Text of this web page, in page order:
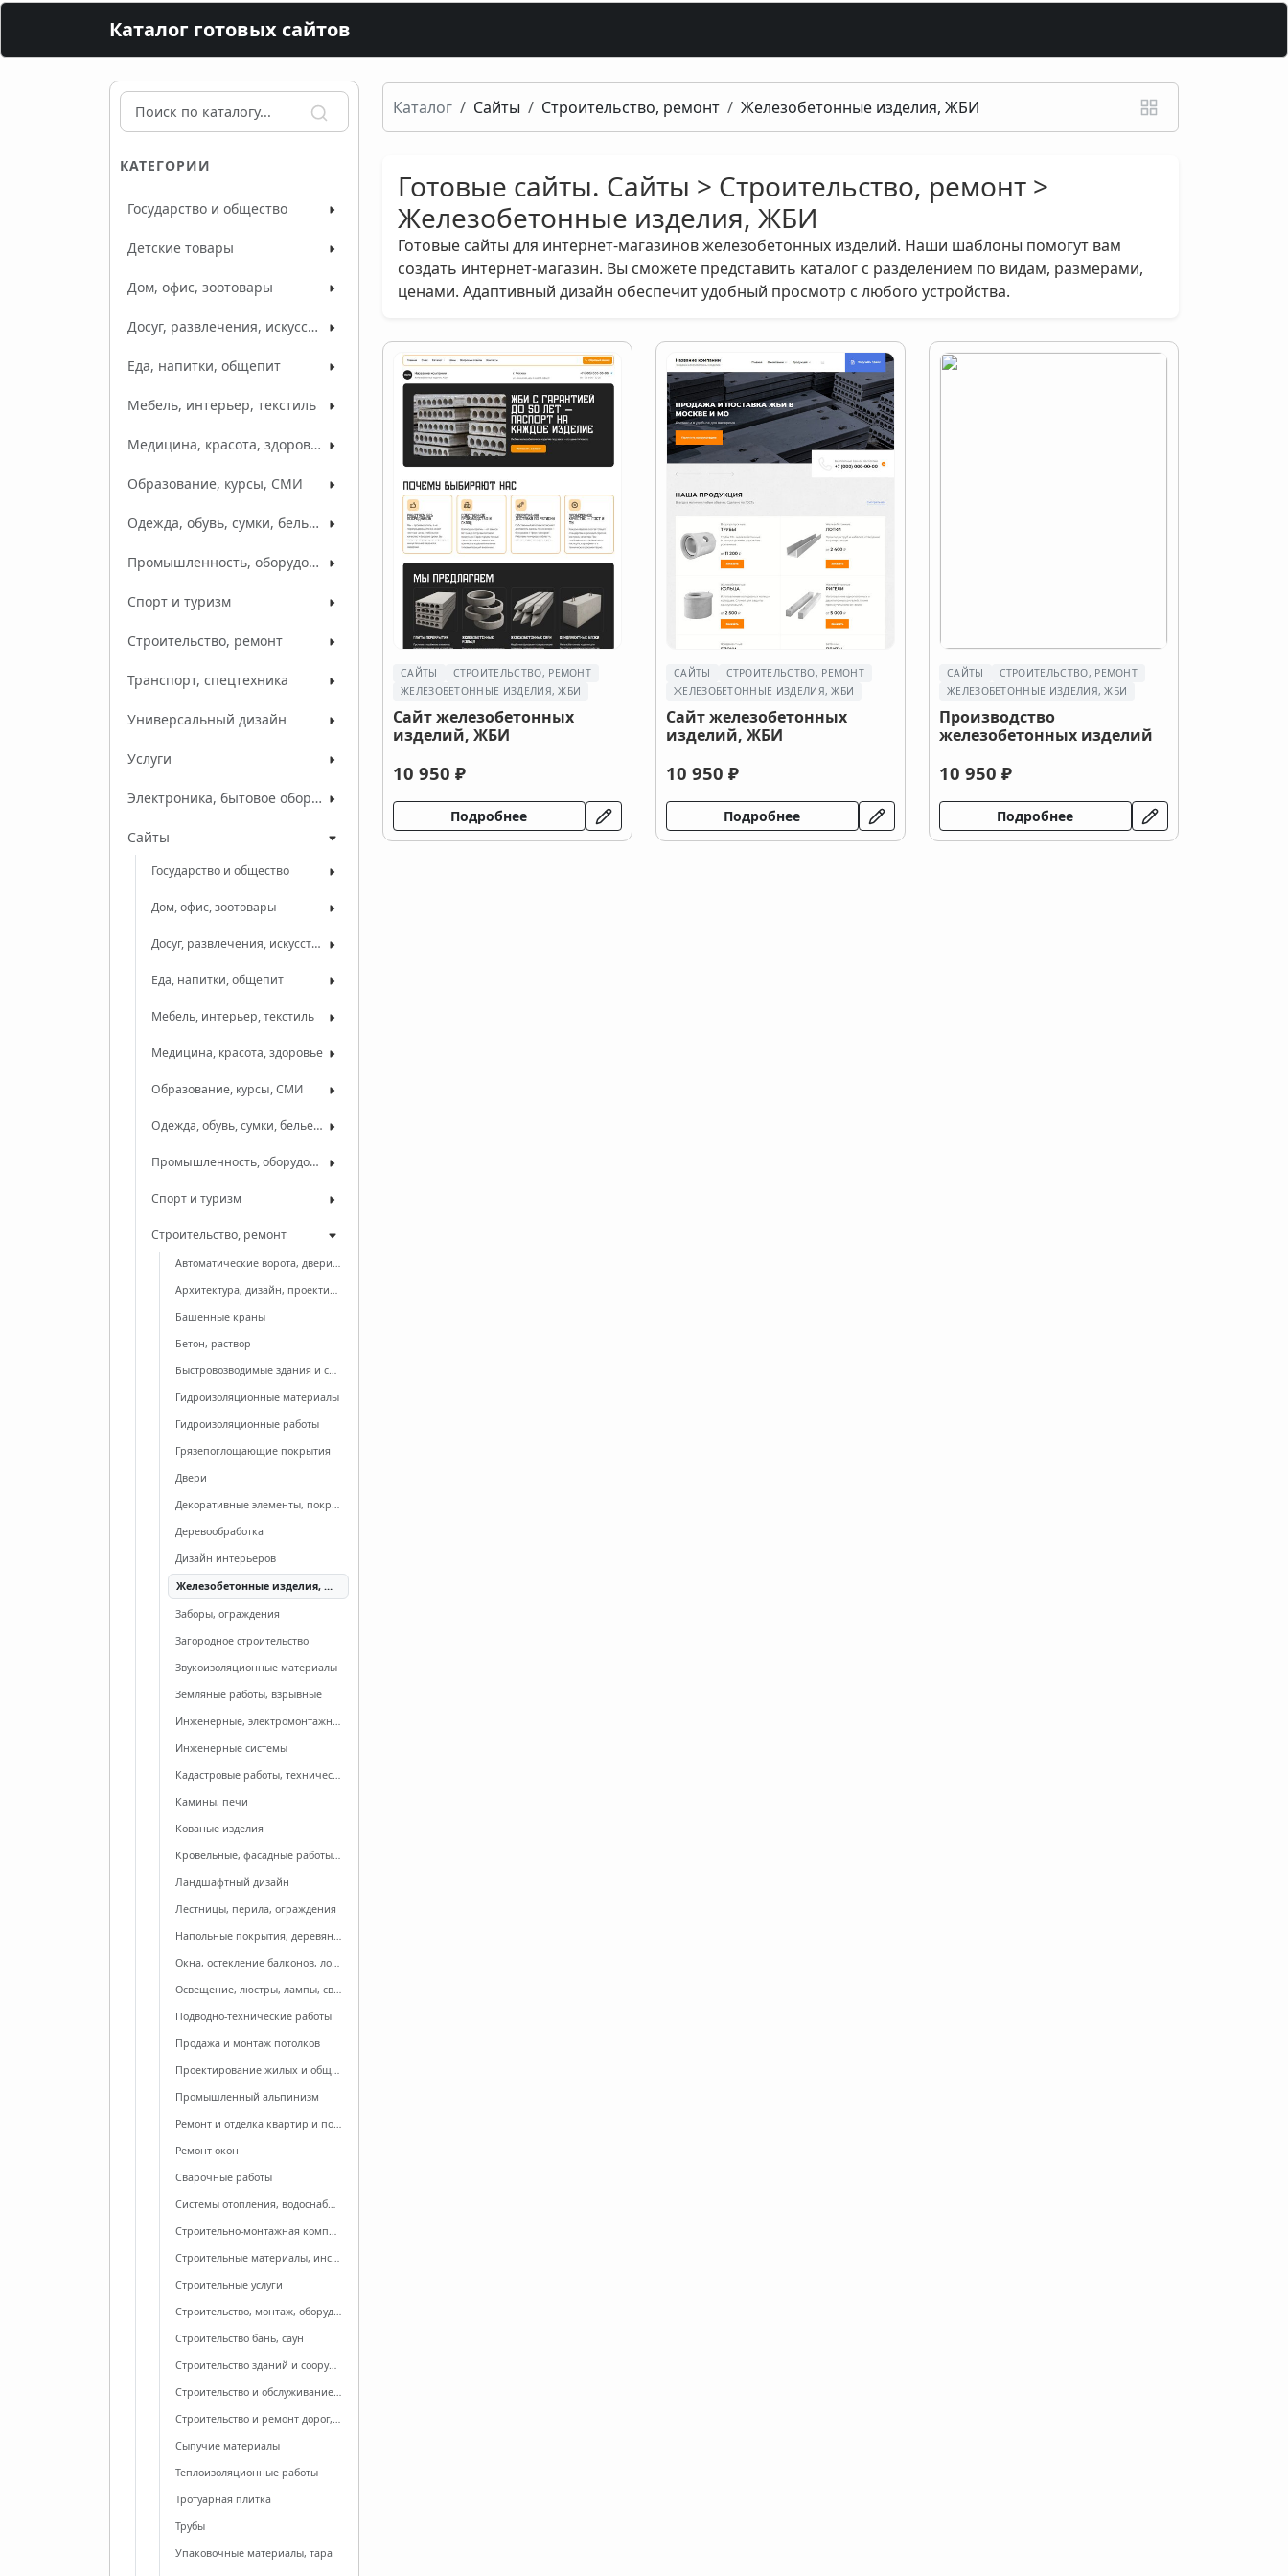
Каталог готовых сайтов
КАТЕГОРИИ
Государство и общество
Детские товары
Дом, офис, зоотовары
Досуг, развлечения, искусство
Еда, напитки, общепит
Мебель, интерьер, текстиль
Медицина, красота, здоровье
Образование, курсы, СМИ
Одежда, обувь, сумки, белье, ткани
Промышленность, оборудование, сырье
Спорт и туризм
Строительство, ремонт
Транспорт, спецтехника
Универсальный дизайн
Услуги
Электроника, бытовое оборудование
Сайты
Государство и общество
Дом, офис, зоотовары
Досуг, развлечения, искусство
Еда, напитки, общепит
Мебель, интерьер, текстиль
Медицина, красота, здоровье
Образование, курсы, СМИ
Одежда, обувь, сумки, белье, ткани
Промышленность, оборудование, сырье
Спорт и туризм
Строительство, ремонт
Автоматические ворота, двери, рольставни
Архитектура, дизайн, проектирование
Башенные краны
Бетон, раствор
Быстровозводимые здания и сооружения
Гидроизоляционные материалы
Гидроизоляционные работы
Грязепоглощающие покрытия
Двери
Декоративные элементы, покрытия
Деревообработка
Дизайн интерьеров
Железобетонные изделия, ЖБИ
Заборы, ограждения
Загородное строительство
Звукоизоляционные материалы
Земляные работы, взрывные
Инженерные, электромонтажные работы
Инженерные системы
Кадастровые работы, техническая инвентаризация, учет
Камины, печи
Кованые изделия
Кровельные, фасадные работы и материалы
Ландшафтный дизайн
Лестницы, перила, ограждения
Напольные покрытия, деревянные полы, комплектующие
Окна, остекление балконов, лоджий
Освещение, люстры, лампы, светильники
Подводно-технические работы
Продажа и монтаж потолков
Проектирование жилых и общественных зданий
Промышленный альпинизм
Ремонт и отделка квартир и помещений
Ремонт окон
Сварочные работы
Системы отопления, водоснабжения, канализации
Строительно-монтажная компания
Строительные материалы, инструменты
Строительные услуги
Строительство, монтаж, оборудование бассейнов, фонтанов
Строительство бань, саун
Строительство зданий и сооружений
Строительство и обслуживание электросетей
Строительство и ремонт дорог, мостов
Сыпучие материалы
Теплоизоляционные работы
Тротуарная плитка
Трубы
Упаковочные материалы, тара
Каталог Сайты Строительство, ремонт Железобетонные изделия, ЖБИ
Готовые сайты. Сайты > Строительство, ремонт >
Железобетонные изделия, ЖБИ
Готовые сайты для интернет-магазинов железобетонных изделий. Наши шаблоны помогут вам
создать интернет-магазин. Вы сможете представить каталог с разделением по видам, размерами,
ценами. Адаптивный дизайн обеспечит удобный просмотр с любого устройства.
САЙТЫ
СТРОИТЕЛЬСТВО, РЕМОНТ
ЖЕЛЕЗОБЕТОННЫЕ ИЗДЕЛИЯ, ЖБИ
Сайт железобетонных
изделий, ЖБИ
10 950 ₽
Подробнее
САЙТЫ
СТРОИТЕЛЬСТВО, РЕМОНТ
ЖЕЛЕЗОБЕТОННЫЕ ИЗДЕЛИЯ, ЖБИ
Сайт железобетонных
изделий, ЖБИ
10 950 ₽
Подробнее
САЙТЫ
СТРОИТЕЛЬСТВО, РЕМОНТ
ЖЕЛЕЗОБЕТОННЫЕ ИЗДЕЛИЯ, ЖБИ
Производство
железобетонных изделий
10 950 ₽
Подробнее